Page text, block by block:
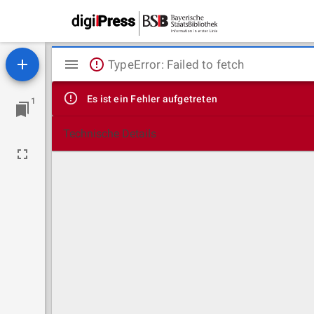
1
Mirador
Viewer
TypeError: Failed to fetch
Es ist ein Fehler aufgetreten
Technische Details